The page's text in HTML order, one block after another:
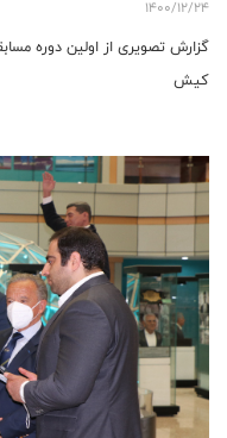
1400/12/24
کیش